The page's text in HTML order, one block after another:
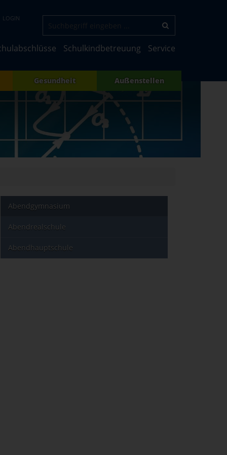
LOGIN
Schulkindbetreuung Service
Gesundheit Außenstellen
Abendgymnasium
Abendrealschule
Abendhauptschule